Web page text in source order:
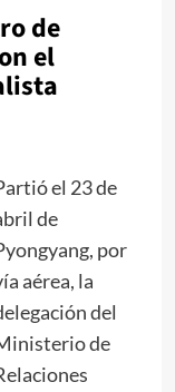
de
el
el 23 de
de
por
aérea, la
del
de